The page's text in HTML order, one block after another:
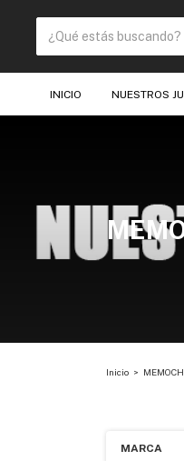
INICIO NUESTROS
Inicio >
MARCA